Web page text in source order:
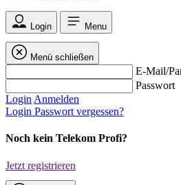
Login Menu
Menü schließen
E-Mail/
Passwort
Login Anmelden
Login Passwort vergessen?
Noch kein Telekom Profi?
Jetzt registrieren